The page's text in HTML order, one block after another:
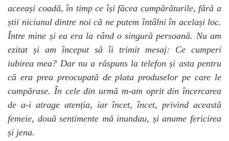
aceeași coadă, în timp ce își făcea cumpărăturile, fără a
știi niciunul dintre noi că ne putem întâlni în același loc.
Între mine și ea era la rând o singură persoană. Nu am
ezitat și am început să îi trimit mesaj: Ce cumperi
iubirea mea? Dar nu a răspuns la telefon și asta pentru
că era prea preocupată de plata produselor pe care le
cumpărase. În cele din urmă m-am oprit din încercarea
de a-i atrage atenția, iar încet, încet, privind această
femeie, două sentimente mă inundau, și anume fericirea
și jena.